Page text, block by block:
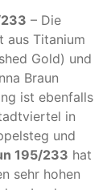
– Die
aus Titanium
Gold) und
Braun
ist ebenfalls
in
und
195/233 hat
sehr hohen